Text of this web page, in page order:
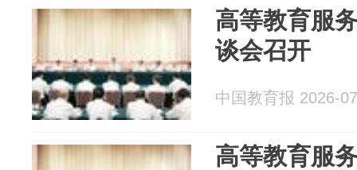
高等教育服
谈会召开
中国教育报 2026-
高等教育服